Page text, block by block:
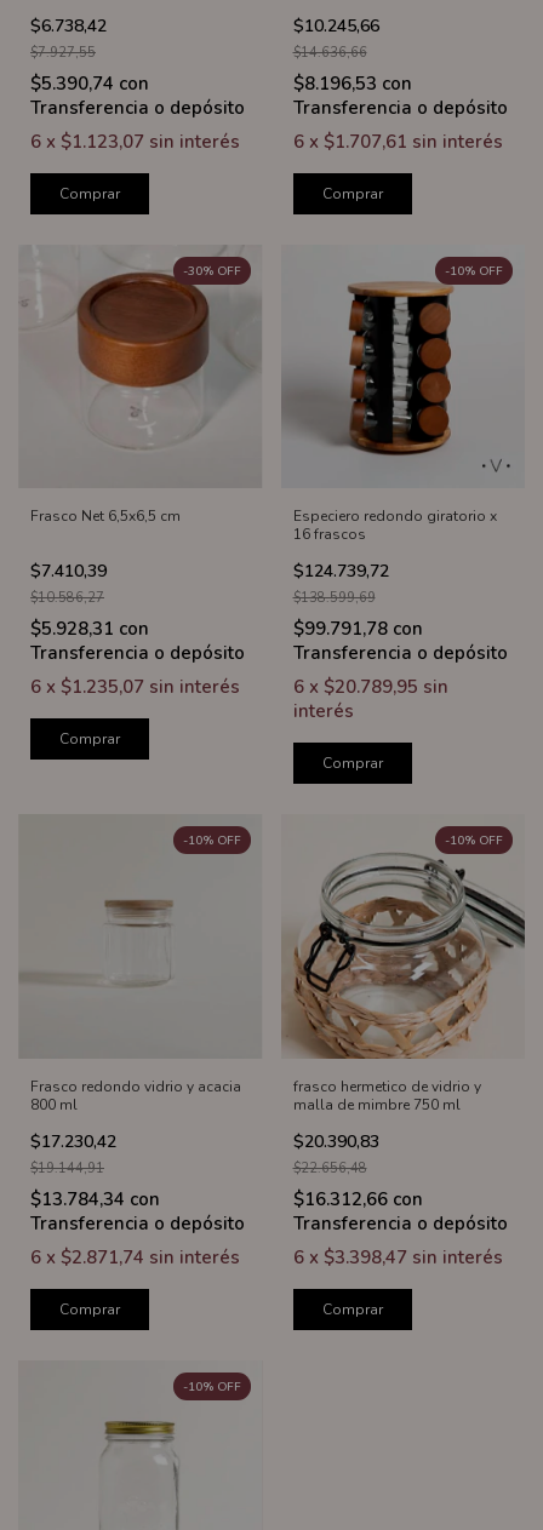
$6.738,42
$7.927,55
$5.390,74 con
Transferencia o depósito
6 x $1.123,07 sin interés
Comprar
$10.245,66
$14.636,66
$8.196,53 con
Transferencia o depósito
6 x $1.707,61 sin interés
Comprar
Frasco Net 6,5x6,5 cm
$7.410,39
-30% OFF
$10.586,27
$5.928,31 con
Transferencia o depósito
6 x $1.235,07 sin interés
Comprar
Especiero redondo giratorio x
16 frascos
$124.739,72
-10% OFF
$138.599,69
$99.791,78 con
Transferencia o depósito
6 x $20.789,95 sin
interés
Comprar
Frasco redondo vidrio y acacia
800 ml
$17.230,42
-10% OFF
$19.144,91
$13.784,34 con
Transferencia o depósito
6 x $2.871,74 sin interés
Comprar
frasco hermetico de vidrio y
malla de mimbre 750 ml
$20.390,83
-10% OFF
$22.656,48
$16.312,66 con
Transferencia o depósito
6 x $3.398,47 sin interés
Comprar
-10% OFF